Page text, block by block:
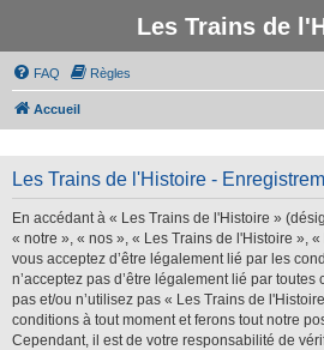
Les Trains de
FAQ Règles
Accueil
Les Trains de l'Histoire -
En accédant à « Les Trains de l'Histoire »
« notre », « nos », « Les Trains de l'Histoire »,
vous acceptez d’être légalement lié par les
n’acceptez pas d’être légalement lié par toutes
pas et/ou n’utilisez pas « Les Trains de
conditions à tout moment et ferons tout notre
Cependant, il est de votre responsabilité de